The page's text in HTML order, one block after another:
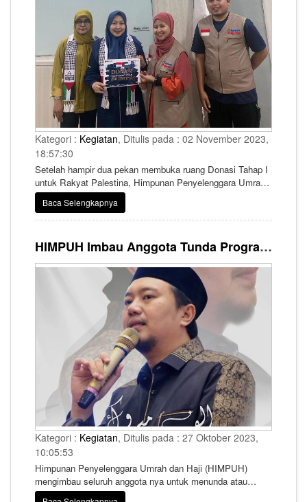
Kategori : Kegiatan, Ditulis pada : 02 November 2023,
18:57:30
Setelah hampir dua pekan membuka ruang Donasi Tahap I
untuk Rakyat Palestina, Himpunan Penyelenggara Umrah
dan Haji (HIMPUH) akhirnya berhasil mengumpulkan dana
sebesar Rp114 juta.
Baca Selengkapnya
HIMPUH Imbau Anggota Tunda Program Ziarah Aqsa Hingga Siatuasi Palestina Kondusif
Kategori : Kegiatan, Ditulis pada : 27 Oktober 2023,
10:05:53
Himpunan Penyelenggara Umrah dan Haji (HIMPUH)
mengimbau seluruh anggota nya untuk menunda atau
mengatur ulang jadwal program ziarah ke Masjid Al Aqsa,